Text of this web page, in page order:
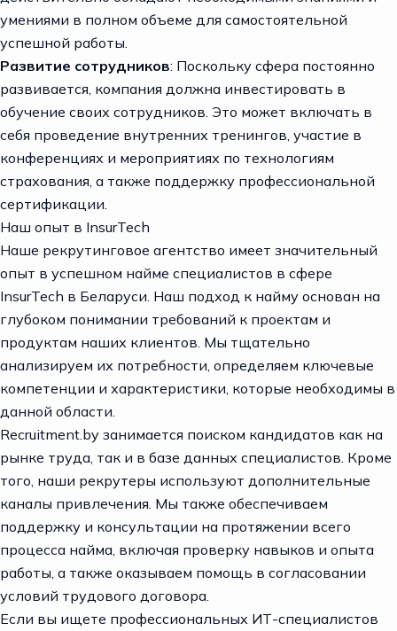
умениями в полном объеме для самостоятельной
успешной работы.
Развитие сотрудников: Поскольку сфера постоянно
развивается, компания должна инвестировать в
обучение своих сотрудников. Это может включать в
себя проведение внутренних тренингов, участие в
конференциях и мероприятиях по технологиям
страхования, а также поддержку профессиональной
сертификации.
Наш опыт в InsurTech
Наше рекрутинговое агентство имеет значительный
опыт в успешном найме специалистов в сфере
InsurTech в Беларуси. Наш подход к найму основан на
глубоком понимании требований к проектам и
продуктам наших клиентов. Мы тщательно
анализируем их потребности, определяем ключевые
компетенции и характеристики, которые необходимы в
данной области.
Recruitment.by занимается поиском кандидатов как на
рынке труда, так и в базе данных специалистов. Кроме
того, наши рекрутеры используют дополнительные
каналы привлечения. Мы также обеспечиваем
поддержку и консультации на протяжении всего
процесса найма, включая проверку навыков и опыта
работы, а также оказываем помощь в согласовании
условий трудового договора.
Если вы ищете профессиональных ИТ-специалистов